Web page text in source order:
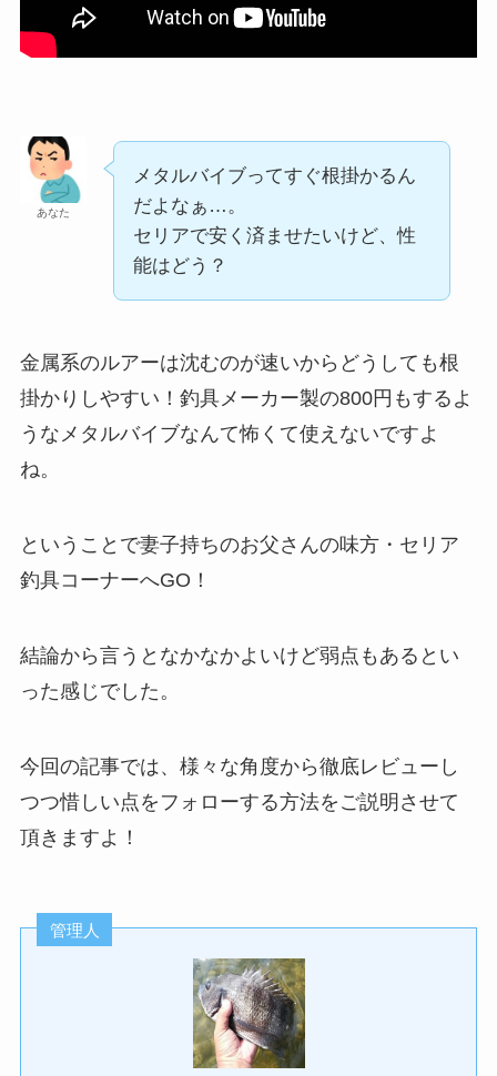
あなた
メタルバイブってすぐ根掛かるん
だよなぁ…。
セリアで安く済ませたいけど、性
能はどう？
金属系のルアーは沈むのが速いからどうしても根
掛かりしやすい！釣具メーカー製の800円もするよ
うなメタルバイブなんて怖くて使えないですよ
ね。
ということで妻子持ちのお父さんの味方・セリア
釣具コーナーへGO！
結論から言うとなかなかよいけど弱点もあるとい
った感じでした。
今回の記事では、様々な角度から徹底レビューし
つつ惜しい点をフォローする方法をご説明させて
頂きますよ！
管理人